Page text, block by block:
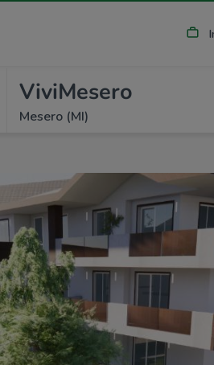
ViviMesero
Mesero (MI)